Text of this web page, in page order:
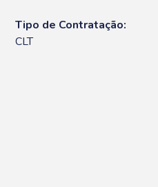
Tipo de Contratação:
CLT